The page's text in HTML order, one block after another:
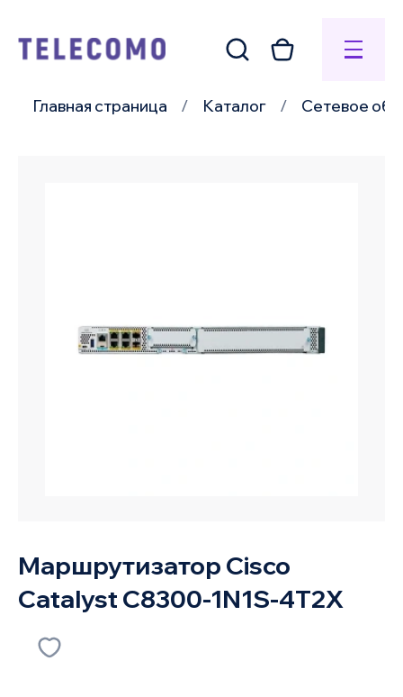
Главная страница Каталог Сетевое
Маршрутизатор Cisco
Catalyst C8300-1N1S-4T2X